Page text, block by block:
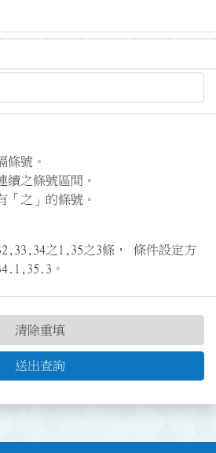
號。
之條號區間。
之」的條號。
之1,35之3條， 條件設定方
。
送出查詢
清除重填